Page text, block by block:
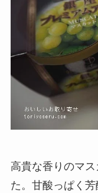
高貴な香りのマ
た。甘酸っぱく